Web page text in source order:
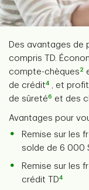
Des avantages
compris TD.
compte-chèques 2
de crédit4
, et
de sûreté6 et des
Avantages pour
Remise sur les
solde de 6 000
Remise sur les
crédit TD4